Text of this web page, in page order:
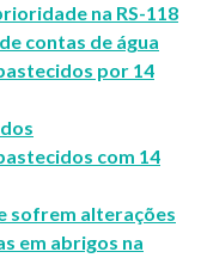
na RS-118
contas de água
por 14
com 14
sofrem alterações
em abrigos na